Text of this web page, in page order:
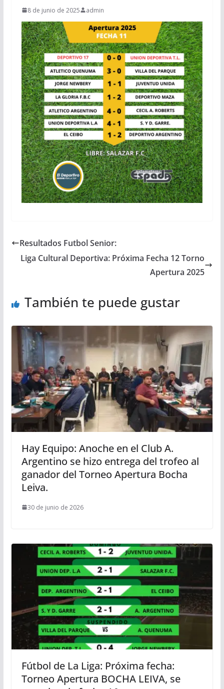
8 de junio de 2025 admin
Resultados Futbol Senior:
Liga Cultural Deportiva: Próxima Fecha 12 Torno
Apertura 2025
También te puede gustar
Hay Equipo: Anoche en el Club A.
Argentino se hizo entrega del trofeo al
ganador del Torneo Apertura Bocha
Leiva.
30 de junio de 2026
Fútbol de La Liga: Próxima fecha:
Torneo Apertura BOCHA LEIVA, se